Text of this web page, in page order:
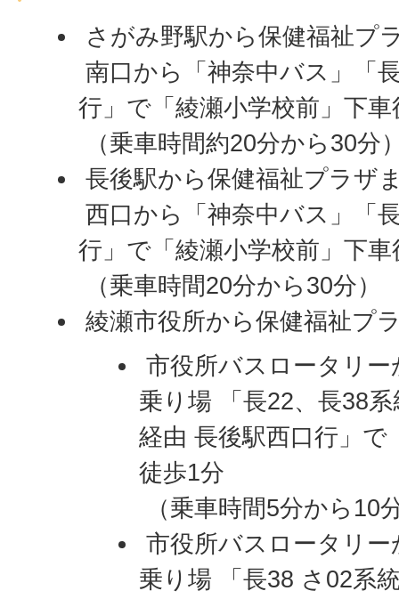
さがみ野駅から保健福祉プ
南口から「神奈中バス」「
行」で「綾瀬小学校前」下車
（乗車時間約20分から30分
長後駅から保健福祉プラザ
西口から「神奈中バス」「
行」で「綾瀬小学校前」下車
（乗車時間20分から30分）
綾瀬市役所から保健福祉プ
市役所バスロータリ
乗り場 「長22、長38
経由 長後駅西口行」で
徒歩1分
（乗車時間5分から10
市役所バスロータリ
乗り場 「長38 さ02系